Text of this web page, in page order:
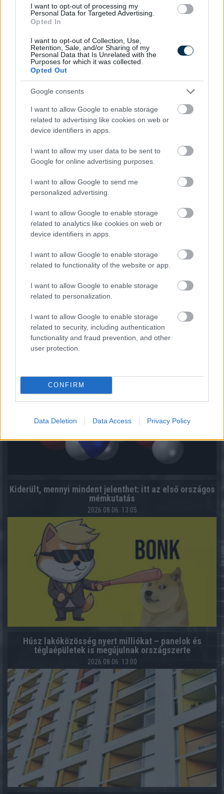
I want to opt-out of processing my
Personal Data for Targeted Advertising.
Opted In
I want to opt-out of Collection, Use,
Retention, Sale, and/or Sharing of my
Personal Data that Is Unrelated with the
Purposes for which it was collected.
Opted Out
Google consents
I want to allow Google to enable storage
related to advertising like cookies on web or
device identifiers in apps.
I want to allow my user data to be sent to
Google for online advertising purposes.
I want to allow Google to send me
personalized advertising.
I want to allow Google to enable storage
related to analytics like cookies on web or
device identifiers in apps.
I want to allow Google to enable storage
related to functionality of the website or app.
I want to allow Google to enable storage
related to personalization.
I want to allow Google to enable storage
related to security, including authentication
functionality and fraud prevention, and other
user protection.
CONFIRM
Data Deletion Data Access Privacy Policy
Magyar infláció 2026 július - rekord alacsony szinten a
drágulás!
2026.08.07. 09:28
A hazai vegyipar 200 MW-al csökkentette
energiafelhasználását
2026.08.06. 13:32
Kiderült, mennyi mindent jelenthet: itt az első országos
mémkutatás
2026.08.06. 13:05
Húsz lakóközösség nyert milliókat – panelok és
téglaépületek is megújulnak országszerte
2026.08.06. 13:00